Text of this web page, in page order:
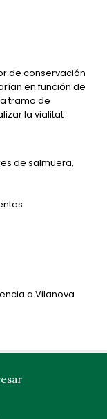
de conservación
en función de
tramo de
la vialitat
de salmuera,
a Vilanova